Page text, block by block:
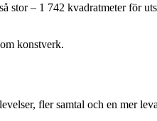
stor – 1 742 kvadratmeter för
konstverk.
fler samtal och en mer